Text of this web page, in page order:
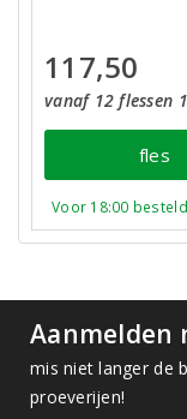
117,50
vanaf 12 flessen
fles
Voor 18:00
Aanmelden
mis niet langer de
proeverijen!